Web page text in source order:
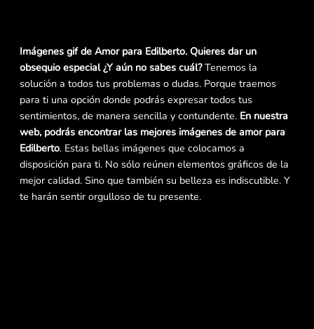
Imágenes gif de Amor para Edilberto. Quieres dar un
obsequio especial ¿Y aún no sabes cuál?Tenemos la
solución a todos tus problemas o dudas. Porque traemos
para ti una opción donde podrás expresar todos tus
sentimientos, de manera sencilla y contundente. En nuestra
web, podrás encontrar las mejores imágenes de amor para
Edilberto. Estas bellas imágenes que colocamos a
disposición para ti. No sólo reúnen elementos gráficos de la
mejor calidad. Sino que también su belleza es indiscutible. Y
te harán sentir orgulloso de tu presente.